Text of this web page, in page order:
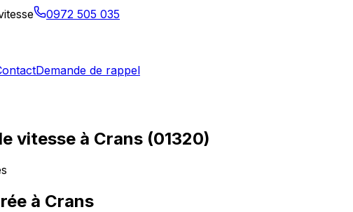
0972 505 035
Demande de rappel
vitesse à Crans (01320)
à Crans